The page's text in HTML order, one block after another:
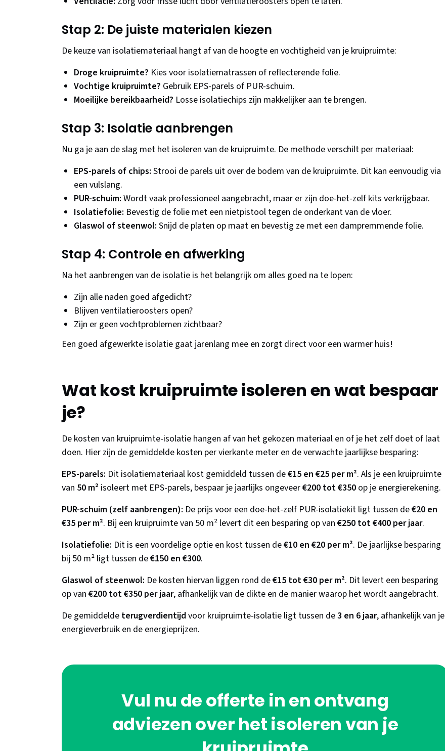
Stap 2: De juiste materialen kiezen
De keuze van isolatiemateriaal hangt af van de hoogte en vochtigheid van je kruipruimte:
Droge kruipruimte? Kies voor isolatiematrassen of reflecterende folie.
Vochtige kruipruimte? Gebruik EPS-parels of PUR-schuim.
Moeilijke bereikbaarheid? Losse isolatiechips zijn makkelijker aan te brengen.
Stap 3: Isolatie aanbrengen
Nu ga je aan de slag met het isoleren van de kruipruimte. De methode verschilt per materiaal:
EPS-parels of chips: Strooi de parels uit over de bodem van de kruipruimte. Dit kan eenvoudig via
een vulslang.
PUR-schuim: Wordt vaak professioneel aangebracht, maar er zijn doe-het-zelf kits verkrijgbaar.
Isolatiefolie: Bevestig de folie met een nietpistool tegen de onderkant van de vloer.
Glaswol of steenwol: Snijd de platen op maat en bevestig ze met een dampremmende folie.
Stap 4: Controle en afwerking
Na het aanbrengen van de isolatie is het belangrijk om alles goed na te lopen:
Zijn alle naden goed afgedicht?
Blijven ventilatieroosters open?
Zijn er geen vochtproblemen zichtbaar?
Een goed afgewerkte isolatie gaat jarenlang mee en zorgt direct voor een warmer huis!
Wat kost kruipruimte isoleren en wat bespaar
je?
De kosten van kruipruimte-isolatie hangen af van het gekozen materiaal en of je het zelf doet of laat
doen. Hier zijn de gemiddelde kosten per vierkante meter en de verwachte jaarlijkse besparing:
EPS-parels: Dit isolatiemateriaal kost gemiddeld tussen de€15 en €25 per m². Als je een kruipruimte
van 50 m² isoleert met EPS-parels, bespaar je jaarlijks ongeveer€200 tot €350 op je energierekening.
PUR-schuim (zelf aanbrengen): De prijs voor een doe-het-zelf PUR-isolatiekit ligt tussen de€20 en
€35 per m². Bij een kruipruimte van 50 m² levert dit een besparing op van €250 tot €400 per jaar.
Isolatiefolie: Dit is een voordelige optie en kost tussen de€10 en €20 per m². De jaarlijkse besparing
bij 50 m² ligt tussen de€150 en €300.
Glaswol of steenwol: De kosten hiervan liggen rond de€15 tot €30 per m². Dit levert een besparing
op van €200 tot €350 per jaar, afhankelijk van de dikte en de manier waarop het wordt aangebracht.
De gemiddelde terugverdientijdvoor kruipruimte-isolatie ligt tussen de3 en 6 jaar, afhankelijk van je
energieverbruik en de energieprijzen.
Vul nu de offerte in en ontvang
adviezen over het isoleren van je